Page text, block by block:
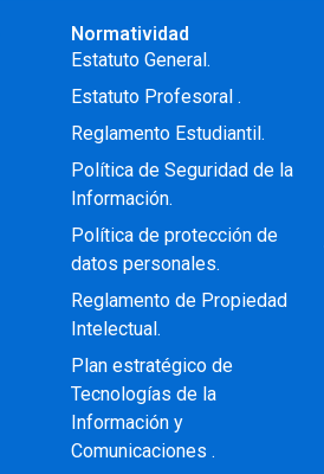
Normatividad
Estatuto General.
Estatuto Profesoral .
Reglamento Estudiantil.
Política de Seguridad de la
Información.
Política de protección de
datos personales.
Reglamento de Propiedad
Intelectual .
Plan estratégico de
Tecnologías de la
Información y
Comunicaciones .